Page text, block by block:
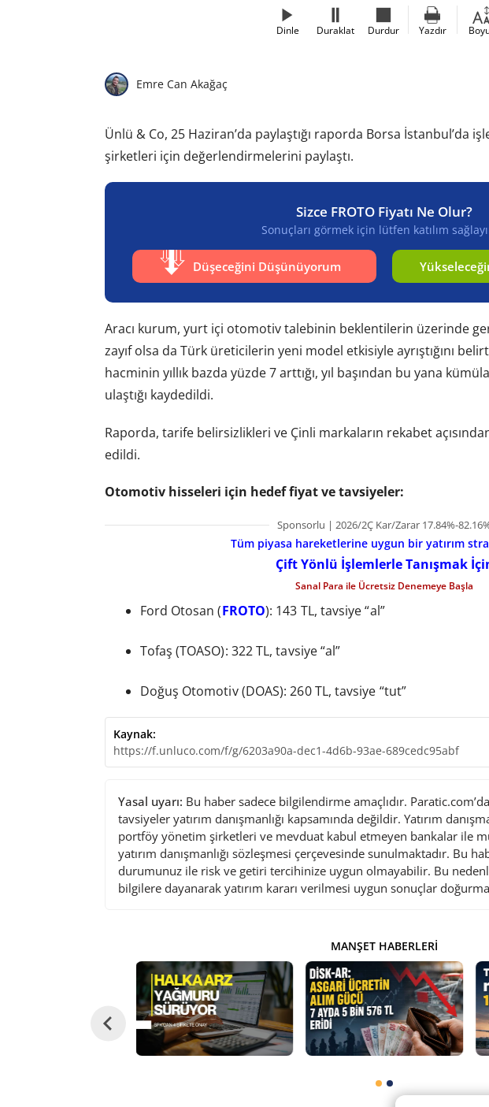
Dinle Duraklat Durdur Yazdır
Emre Can Akağaç
Ünlü & Co, 25 Haziran’da paylaştığı raporda Borsa İstanbul’da
şirketleri için değerlendirmelerini paylaştı.
Sizce FROTO Fiyatı Ne Olur?
Sonuçları görmek için lütfen katılım
Düşeceğini Düşünüyorum
Aracı kurum, yurt içi otomotiv talebinin beklentilerin üzerinde
zayıf olsa da Türk üreticilerin yeni model etkisiyle ayrıştığını
hacminin yıllık bazda yüzde 7 arttığı, yıl başından bu yana
ulaştığı kaydedildi.
Raporda, tarife belirsizlikleri ve Çinli markaların rekabet
edildi.
Otomotiv hisseleri için hedef fiyat ve tavsiyeler:
Sponsorlu | 2026/2Ç Kar/Zarar 17.84%-
Tüm piyasa hareketlerine uygun bir yatırım
Çift Yönlü İşlemlerle Tanışmak
Sanal Para ile Ücretsiz Denemeye Başla
Ford Otosan (FROTO): 143 TL, tavsiye “al”
Tofaş (TOASO): 322 TL, tavsiye “al”
Doğuş Otomotiv (DOAS): 260 TL, tavsiye “tut”
Kaynak:
https://f.unluco.com/f/g/6203a90a-dec1-4d6b-93ae-689cedc95abf
Yasal uyarı: Bu haber sadece bilgilendirme amaçlıdır.
tavsiyeler yatırım danışmanlığı kapsamında değildir. Yatırım
portföy yönetim şirketleri ve mevduat kabul etmeyen bankalar ile
yatırım danışmanlığı sözleşmesi çerçevesinde sunulmaktadır. Bu
durumunuz ile risk ve getiri tercihinize uygun olmayabilir. Bu
bilgilere dayanarak yatırım kararı verilmesi uygun sonuçlar
MANŞET HABERLERI